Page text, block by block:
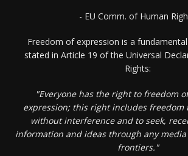
- EU Comm. of Human
Freedom of expression is a
stated in Article 19 of the Universal
Rights:
"Everyone has the right to freedom
expression; this right includes freedom
without interference and to seek,
information and ideas through any
frontiers."